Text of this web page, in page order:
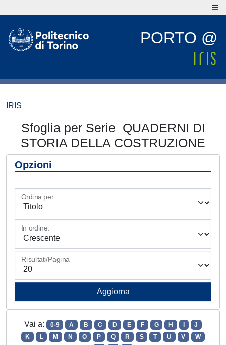
PORTO @
IRIS
Sfoglia per Serie QUADERNI DI
STORIA DELLA COSTRUZIONE
Opzioni
Ordina per:
In ordine:
Risultati/Pagina
Vai a: 0-9 A B C D E F G H
J
K
L M N O P Q R S T U V
W